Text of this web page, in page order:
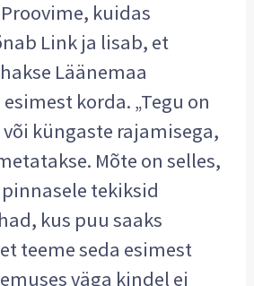
kuidas
Link ja lisab, et
Läänemaa
korda. „Tegu on
küngaste rajamisega,
Mõte on selles,
tekiksid
kus puu saaks
teeme seda esimest
väga kindel ei